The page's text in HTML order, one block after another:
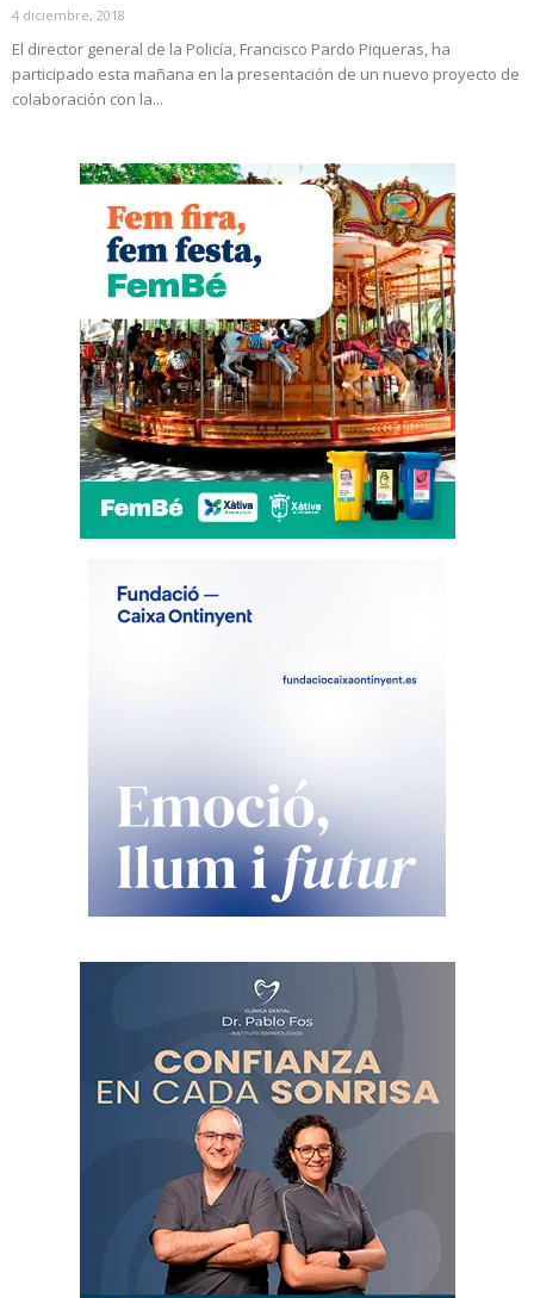
4 diciembre, 2018
El director general de la Policía, Francisco Pardo Piqueras, ha
participado esta mañana en la presentación de un nuevo proyecto de
colaboración con la...